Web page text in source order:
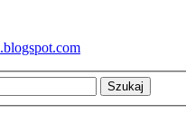
Szukaj